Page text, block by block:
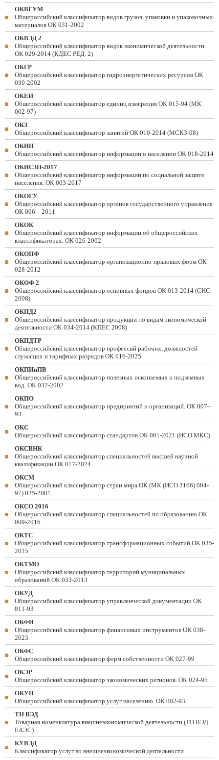
ОКВГУМ
Общероссийский классификатор видов грузов, упаковки и упаковочных
материалов ОК 031-2002
ОКВЭД 2
Общероссийский классификатор видов экономической деятельности
ОК 029-2014 (КДЕС РЕД. 2)
ОКГР
Общероссийский классификатор гидроэнергетических ресурсов ОК
030-2002
ОКЕИ
Общероссийский классификатор единиц измерения ОК 015-94 (МК
002-97)
ОКЗ
Общероссийский классификатор занятий ОК 010-2014 (МСКЗ-08)
ОКИН
Общероссийский классификатор информации о населении ОК 018-2014
ОКИСЗН-2017
Общероссийский классификатор информации по социальной защите
населения. ОК 003-2017
ОКОГУ
Общероссийский классификатор органов государственного управления
ОК 006 – 2011
ОКОК
Общероссийский классификатор информации об общероссийских
классификаторах. ОК 026-2002
ОКОПФ
Общероссийский классификатор организационно-правовых форм ОК
028-2012
ОКОФ 2
Общероссийский классификатор основных фондов ОК 013-2014 (СНС
2008)
ОКПД2
Общероссийский классификатор продукции по видам экономической
деятельности ОК 034-2014 (КПЕС 2008)
ОКПДТР
Общероссийский классификатор профессий рабочих, должностей
служащих и тарифных разрядов ОК 016-2025
ОКПИиПВ
Общероссийский классификатор полезных ископаемых и подземных
вод. ОК 032-2002
ОКПО
Общероссийский классификатор предприятий и организаций. ОК 007–
93
ОКС
Общероссийский классификатор стандартов ОК 001-2021 (ИСО МКС)
ОКСВНК
Общероссийский классификатор специальностей высшей научной
квалификации ОК 017-2024
ОКСМ
Общероссийский классификатор стран мира ОК (МК (ИСО 3166) 004-
97) 025-2001
ОКСО 2016
Общероссийский классификатор специальностей по образованию ОК
009-2016
ОКТС
Общероссийский классификатор трансформационных событий ОК 035-
2015
ОКТМО
Общероссийский классификатор территорий муниципальных
образований ОК 033-2013
ОКУД
Общероссийский классификатор управленческой документации ОК
011-93
ОКФИ
Общероссийский классификатор финансовых инструментов OK 038-
2023
ОКФС
Общероссийский классификатор форм собственности ОК 027-99
ОКЭР
Общероссийский классификатор экономических регионов. ОК 024-95
ОКУН
Общероссийский классификатор услуг населению. ОК 002-93
ТН ВЭД
Товарная номенклатура внешнеэкономической деятельности (ТН ВЭД
ЕАЭС)
КУВЭД
Классификатор услуг во внешнеэкономической деятельности